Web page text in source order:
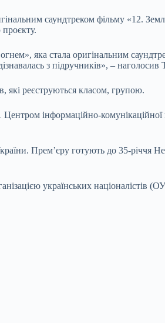
саундтреком фільму «12.
яка стала оригінальним
з підручників», – наголосив
які реєструються класом, групою.
Центром інформаційно-
Прем’єру готують до 35-річчя
українських націоналістів